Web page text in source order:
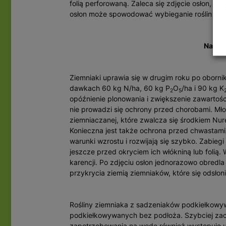
folią perforowaną. Zaleca się zdjęcie osłon,
osłon może spowodować wybieganie roślin
Ziemniaki uprawia się w drugim roku po
dawkach 60 kg N/ha, 60 kg P2O5/ha i 90 kg K
opóźnienie plonowania i zwiększenie
nie prowadzi się ochrony przed chorobami.
ziemniaczanej, które zwalcza się środkiem
Konieczna jest także ochrona przed
warunki wzrostu i rozwijają się szybko.
jeszcze przed okryciem ich włókniną lub
karencji. Po zdjęciu osłon jednorazowo
przykrycia ziemią ziemniaków, które się
Rośliny ziemniaka z sadzeniaków
podkiełkowywanych bez podłoża. Szybciej